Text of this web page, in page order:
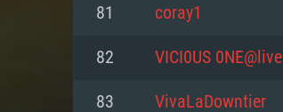
81 coray1
82 VICI0US 0NE@live
83 VivaLaDowntier